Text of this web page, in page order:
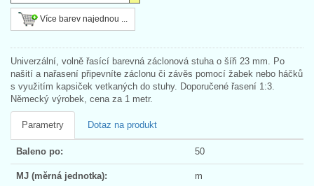
Více barev najednou ...
Univerzální, volně řasící barevná záclonová stuha o šíři 23 mm. Po
našití a nařasení připevníte záclonu či závěs pomocí žabek nebo háčků
s využitím kapsiček vetkaných do stuhy. Doporučené řasení 1:3.
Německý výrobek, cena za 1 metr.
Parametry Dotaz na produkt
Baleno po: 50
MJ (měrná jednotka): m